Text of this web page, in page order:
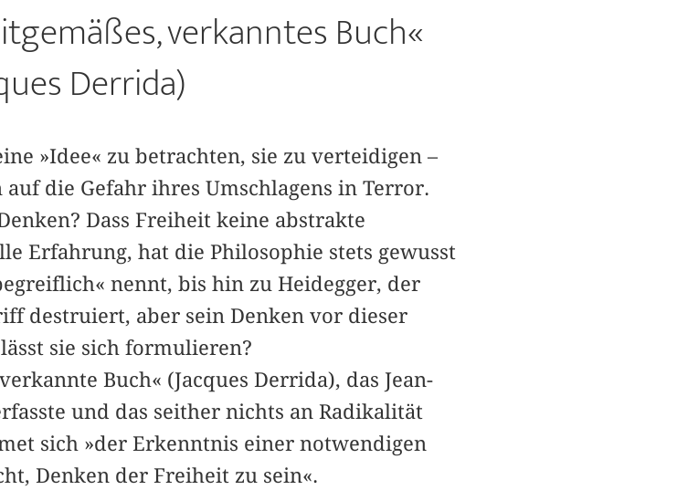
verkanntes Buch«
Derrida)
»Idee« zu betrachten, sie zu verteidigen –
die Gefahr ihres Umschlagens in Terror.
Dass Freiheit keine abstrakte
Erfahrung, hat die Philosophie stets gewusst
nennt, bis hin zu Heidegger, der
destruiert, aber sein Denken vor dieser
sie sich formulieren?
Buch« (Jacques Derrida), das Jean-
und das seither nichts an Radikalität
sich »der Erkenntnis einer notwendigen
Denken der Freiheit zu sein«.